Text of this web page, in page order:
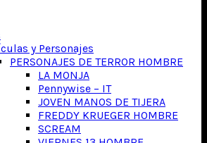
y Personajes
PERSONAJES DE TERROR HOMBRE
LA MONJA
Pennywise – IT
JOVEN MANOS DE TIJERA
FREDDY KRUEGER HOMBRE
SCREAM